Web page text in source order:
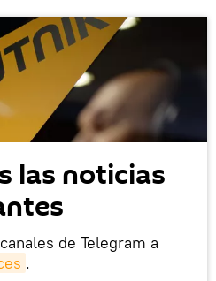
las noticias
de Telegram a
.